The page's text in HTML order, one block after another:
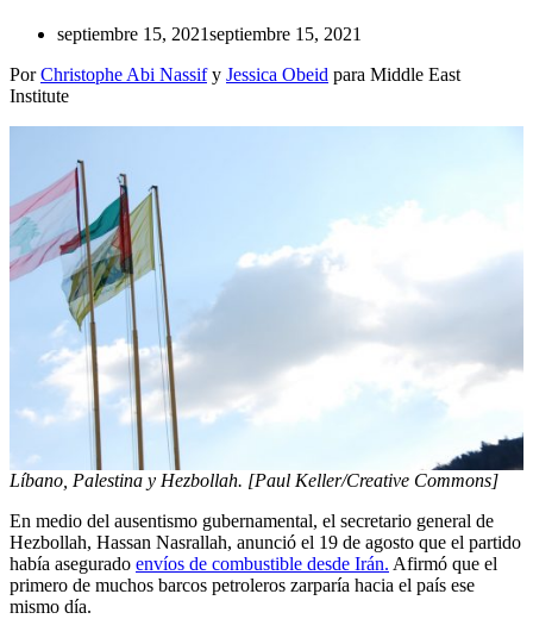
septiembre 15, 2021septiembre 15, 2021
PorChristophe Abi Nassify Jessica Obeid para Middle East
Institute
Líbano, Palestina y Hezbollah. [Paul Keller/Creative Commons]
En medio del ausentismo gubernamental, el secretario general de
Hezbollah, Hassan Nasrallah, anunció el 19 de agosto que el partido
había asegurado envíos de combustible desde Irán. Afirmó que el
primero de muchos barcos petroleros zarparía hacia el país ese
mismo día.